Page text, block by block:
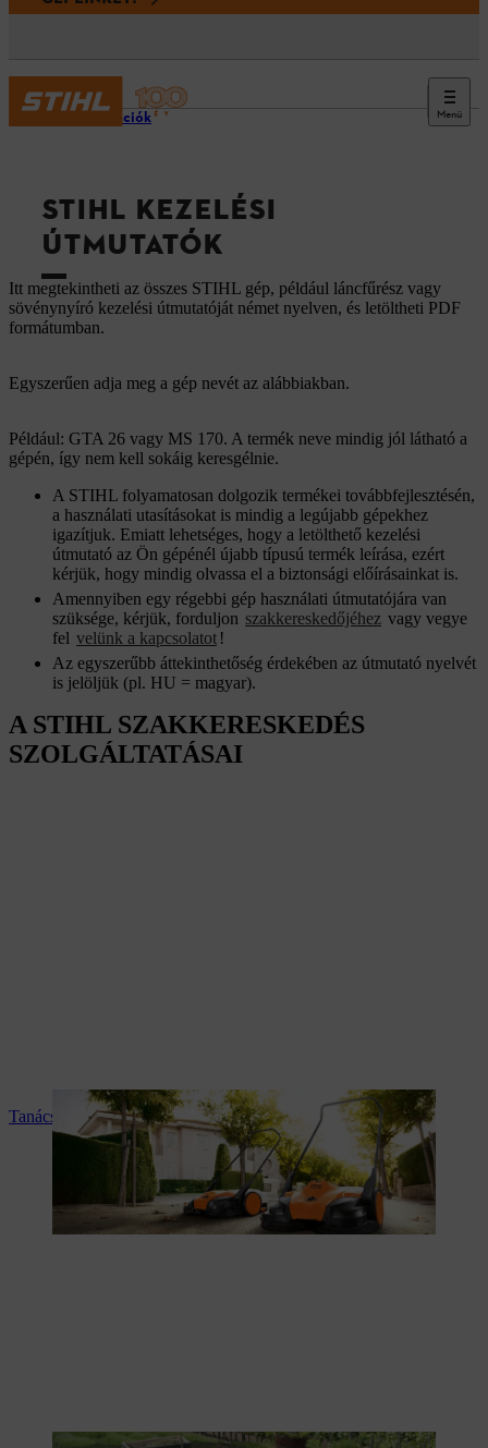
Menü
Információk
STIHL KEZELÉSI
ÚTMUTATÓK
Itt megtekintheti az összes STIHL gép, például láncfűrész vagy
sövénynyíró kezelési útmutatóját német nyelven, és letöltheti PDF
formátumban.
Egyszerűen adja meg a gép nevét az alábbiakban.
Például: GTA 26 vagy MS 170. A termék neve mindig jól látható a
gépén, így nem kell sokáig keresgélnie.
A STIHL folyamatosan dolgozik termékei továbbfejlesztésén,
a használati utasításokat is mindig a legújabb gépekhez
igazítjuk. Emiatt lehetséges, hogy a letölthető kezelési
útmutató az Ön gépénél újabb típusú termék leírása, ezért
kérjük, hogy mindig olvassa el a biztonsági előírásainkat is.
Amennyiben egy régebbi gép használati útmutatójára van
szüksége, kérjük, forduljon szakkereskedőjéhez vagy vegye
fel velünk a kapcsolatot !
Az egyszerűbb áttekinthetőség érdekében az útmutató nyelvét
is jelöljük (pl. HU = magyar).
A STIHL SZAKKERESKEDÉS
SZOLGÁLTATÁSAI
Tanácsadás és termékismertetés